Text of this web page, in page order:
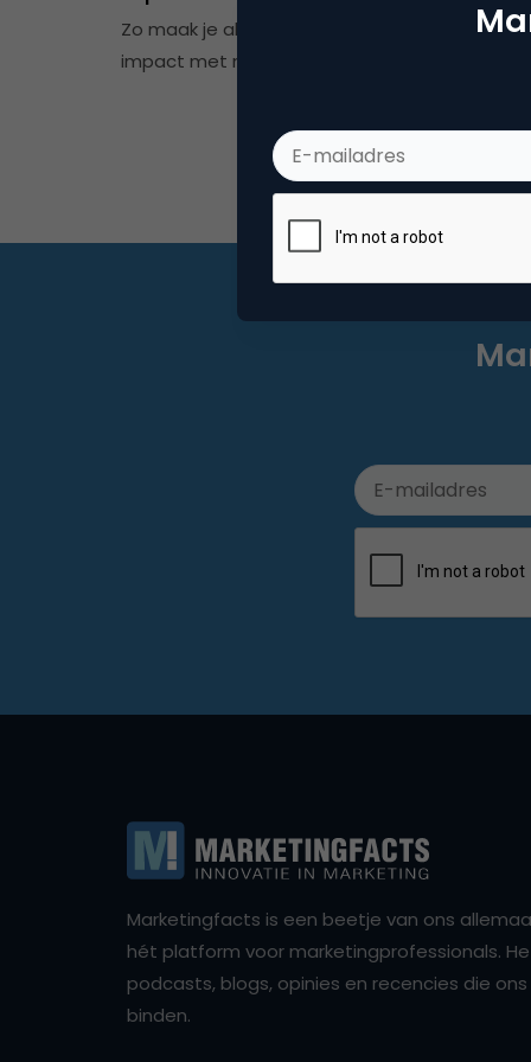
Zo maak je als B2B-marketeer in 2026 echt
impact met minder ruis en meer focus.
Marketingfacts is een beetje van ons
hét platform voor marketingprofessionals.
podcasts, blogs, opinies en recencies die
binden.